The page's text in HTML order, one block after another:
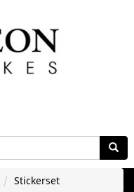
Stickerset